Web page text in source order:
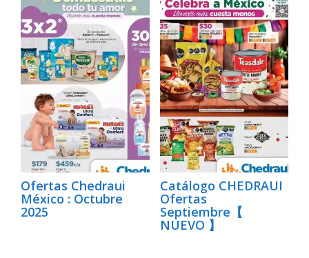
Ofertas Chedraui
México : Octubre
2025
Catálogo CHEDRAUI
Ofertas
Septiembre【
NUEVO 】